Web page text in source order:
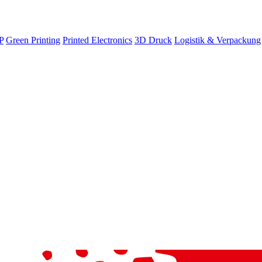
Green Printing Printed Electronics 3D Druck Logistik & Verpackung